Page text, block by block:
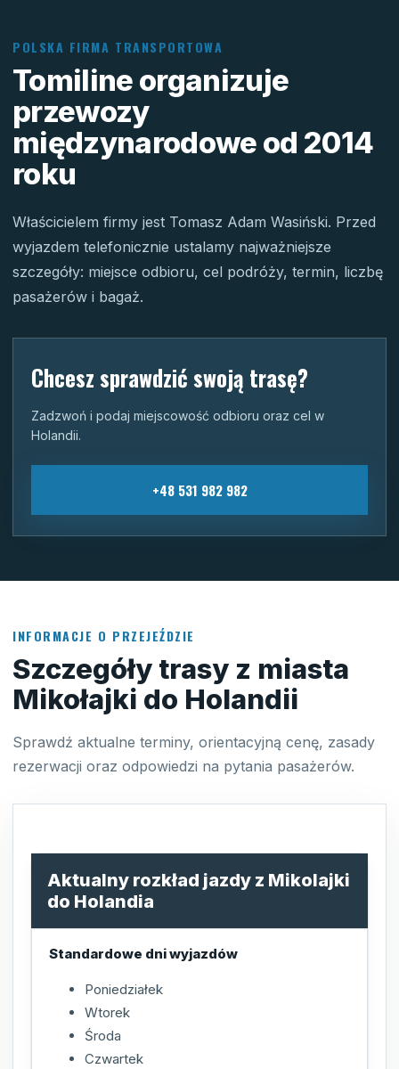
POLSKA FIRMA TRANSPORTOWA
Tomiline organizuje
przewozy
międzynarodowe od 2014
roku
Właścicielem firmy jest Tomasz Adam Wasiński. Przed
wyjazdem telefonicznie ustalamy najważniejsze
szczegóły: miejsce odbioru, cel podróży, termin, liczbę
pasażerów i bagaż.
Chcesz sprawdzić swoją trasę?
Zadzwoń i podaj miejscowość odbioru oraz cel w
Holandii.
+48 531 982 982
INFORMACJE O PRZEJEŹDZIE
Szczegóły trasy z miasta
Mikołajki do Holandii
Sprawdź aktualne terminy, orientacyjną cenę, zasady
rezerwacji oraz odpowiedzi na pytania pasażerów.
Aktualny rozkład jazdy z Mikolajki
do Holandia
Standardowe dni wyjazdów
Poniedziałek
Wtorek
Środa
Czwartek